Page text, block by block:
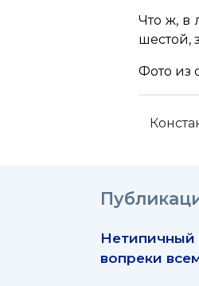
Что ж, в
шестой,
Фото из
вопреки